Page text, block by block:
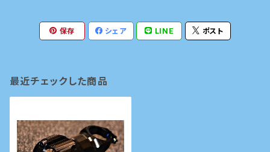
保存 シェア LINE ポスト
最近チェックした商品